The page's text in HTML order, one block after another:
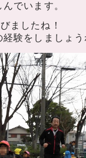
でいます。
ましたね！
経験をしましょ